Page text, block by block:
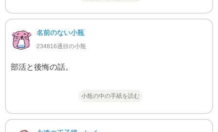
名前のない小瓶
234816通目の小瓶
部活と後悔の話。
小瓶の中の手紙を読む